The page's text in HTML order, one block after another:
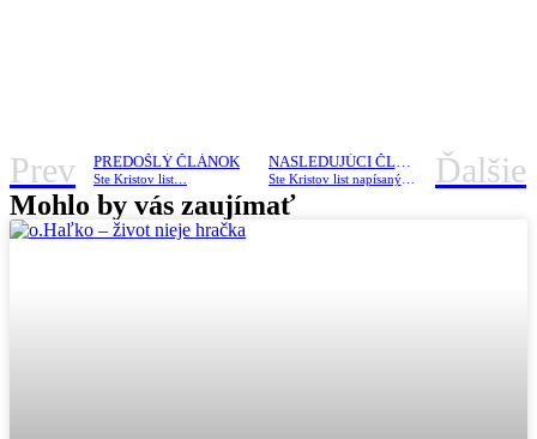
Prev PREDOŠLÝ ČLÁNOK
Ste Kristov list…
NASLEDUJÚCI ČLÁNOK
Ste Kristov list napísaný Duchom Svätým! Ďalšie
Mohlo by vás zaujímať